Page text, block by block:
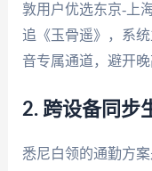
敦用户优选东京-上
追《玉骨遥》，系
音专属通道，避开
2. 跨设备同步
悉尼白领的通勤方